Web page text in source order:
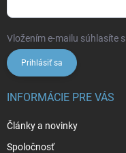
Vložením e-mailu súhlasíte s
Prihlásiť sa
INFORMÁCIE PRE VÁS
Články a novinky
Spoločnosť